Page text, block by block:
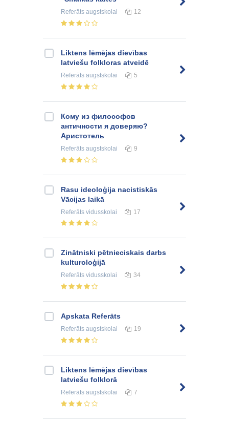
Referāts augstskolai 12
Liktens lēmējas dievības
latviešu folkloras atveidē
Referāts augstskolai 5
Кому из философов
античности я доверяю?
Аристотель
Referāts augstskolai 9
Rasu ideoloģija nacistiskās
Vācijas laikā
Referāts vidusskolai 17
Zinātniski pētnieciskais darbs
kulturoloģijā
Referāts vidusskolai 34
Apskata Referāts
Referāts augstskolai 19
Liktens lēmējas dievības
latviešu folklorā
Referāts augstskolai 7